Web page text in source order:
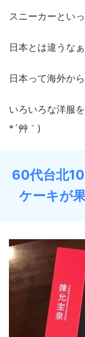
スニーカーとい
日本とは違うな
日本って海外から
いろいろな洋服
*´艸｀)
60代台北
ケーキが